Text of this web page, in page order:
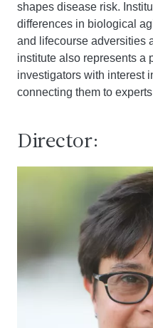
shapes disease risk.
differences in biological
and lifecourse adversities
institute also represents a
investigators with interest
connecting them to
Director: